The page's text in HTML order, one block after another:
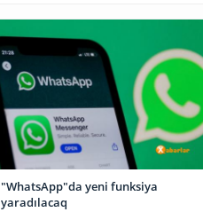
"WhatsApp"da yeni funksiya
yaradılacaq